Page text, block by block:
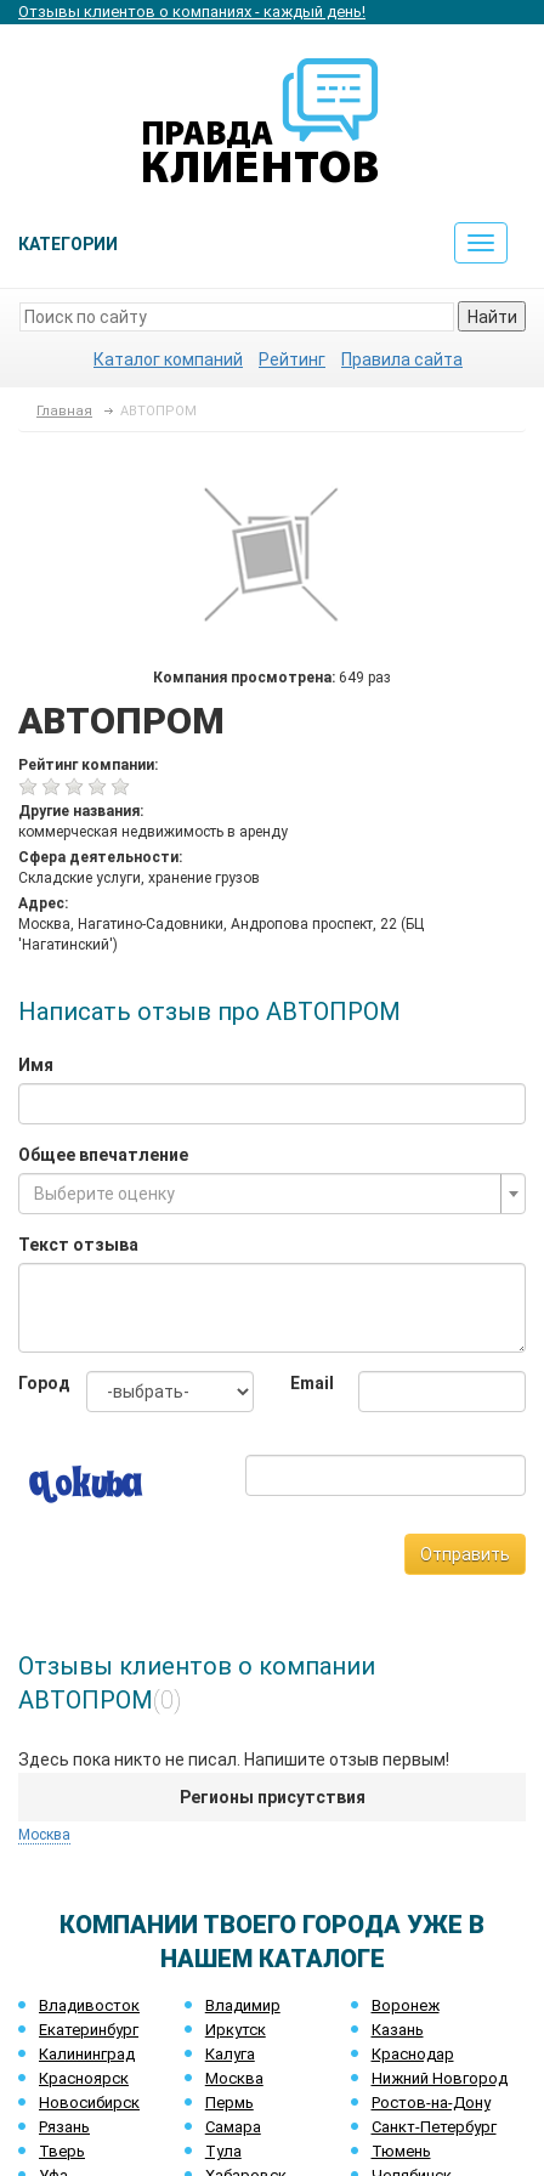
Отзывы клиентов о компаниях - каждый день!
КАТЕГОРИИ
Toggle
Найти
Каталог компаний Рейтинг Правила сайта
Главная АВТОПРОМ
Компания просмотрена: 649 раз
АВТОПРОМ
Рейтинг компании:
Другие названия:
коммерческая недвижимость в аренду
Сфера деятельности:
Складские услуги, хранение грузов
Адрес:
Москва, Нагатино-Садовники, Андропова проспект, 22 (БЦ
'Нагатинский')
Написать отзыв про АВТОПРОМ
Имя
Общее впечатление
Выберите оценку
Текст отзыва
Город Email
Отправить
Отзывы клиентов о компании
АВТОПРОМ(0)
Здесь пока никто не писал. Напишите отзыв первым!
Регионы присутствия
Москва
КОМПАНИИ ТВОЕГО ГОРОДА УЖЕ В
НАШЕМ КАТАЛОГЕ
Владивосток Владимир
Воронеж
Екатеринбург
Иркутск
Казань
Калининград
Калуга
Краснодар
Красноярск
Москва
Нижний Новгород
Новосибирск
Пермь
Ростов-на-Дону
Рязань
Самара
Санкт-Петербург
Тверь
Тула
Тюмень